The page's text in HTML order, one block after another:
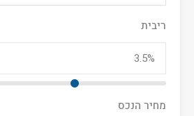
ריבית
מחיר הנכס